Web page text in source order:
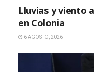
Lluvias y viento
en Colonia
6 AGOSTO, 2026